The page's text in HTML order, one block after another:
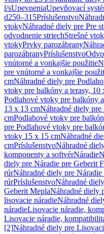
l/sUpevneniaUpevňovací
d250–315Príslušenstvo
vtokyNáhradné diely pre Pre
odvodnenie striechStrešné
vtokyPrvky parozábrany
parozábranyPríslušenstvo
vnútorné a vonkajšie použitie
pre vnútorné a vonkajšie
cmNáhradné diely pre
vtoky pre balkóny a terasy, 10
Podlahové vtoky pre balkóny
13 x 13 cmNáhradné diely
cmPodlahové vtoky pre
pre Podlahové vtoky pre
vtoky 15 x 15 cmNáhradné
cmPríslušenstvoNáhradné
komponenty a softvérNáradie
diely pre Náradie pre Geberit
rúrNáhradné diely pre Náradie
rúrPríslušenstvoNáhradné
Geberit MeplaNáhradné diely
lisovacie náradieNáhradné
náradieLisovacie náradie,
Lisovacie náradie,
[2]Náhradné diely pre